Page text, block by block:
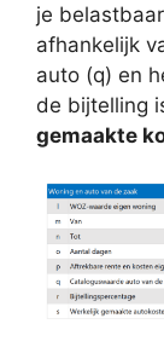
je
afhankelijk
auto (q) en
de bijtelling
gemaakte